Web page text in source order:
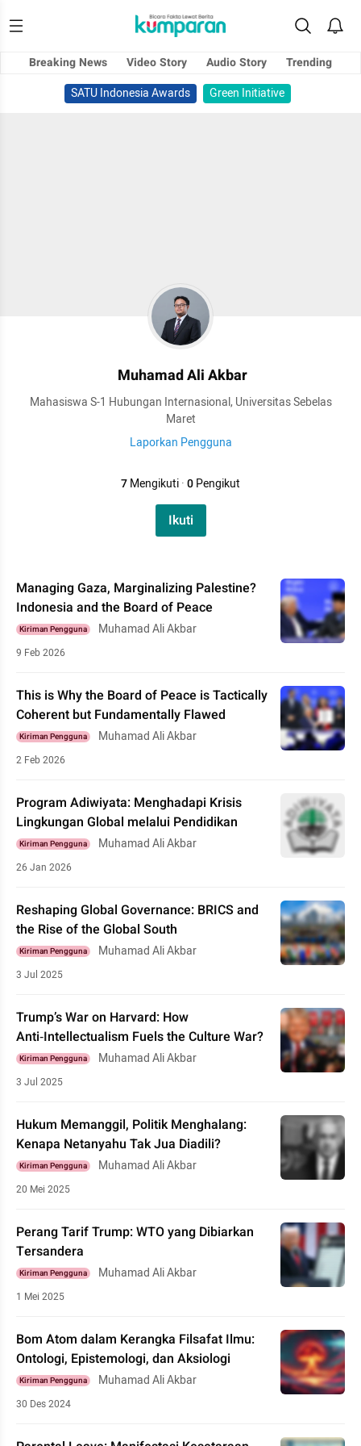
Breaking News Video Story Audio Story
Trending
SATU Indonesia Awards
Green Initiative
Muhamad Ali Akbar
Mahasiswa S-1 Hubungan Internasional, Universitas Sebelas
Maret
Laporkan Pengguna
7Mengikuti·0Pengikut
Ikuti
Managing Gaza, Marginalizing Palestine?
Indonesia and the Board of Peace
Kiriman Pengguna Muhamad Ali Akbar
9 Feb 2026
This is Why the Board of Peace is Tactically
Coherent but Fundamentally Flawed
Kiriman Pengguna Muhamad Ali Akbar
2 Feb 2026
Program Adiwiyata: Menghadapi Krisis
Lingkungan Global melalui Pendidikan
Kiriman Pengguna Muhamad Ali Akbar
26 Jan 2026
Reshaping Global Governance: BRICS and
the Rise of the Global South
Kiriman Pengguna Muhamad Ali Akbar
3 Jul 2025
Trump’s War on Harvard: How
Anti‑Intellectualism Fuels the Culture War?
Kiriman Pengguna Muhamad Ali Akbar
3 Jul 2025
Hukum Memanggil, Politik Menghalang:
Kenapa Netanyahu Tak Jua Diadili?
Kiriman Pengguna Muhamad Ali Akbar
20 Mei 2025
Perang Tarif Trump: WTO yang Dibiarkan
Tersandera
Kiriman Pengguna Muhamad Ali Akbar
1 Mei 2025
Bom Atom dalam Kerangka Filsafat Ilmu:
Ontologi, Epistemologi, dan Aksiologi
Kiriman Pengguna Muhamad Ali Akbar
30 Des 2024